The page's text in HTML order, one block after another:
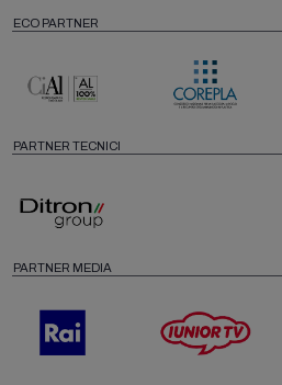
ECO PARTNER
PARTNER TECNICI
PARTNER MEDIA